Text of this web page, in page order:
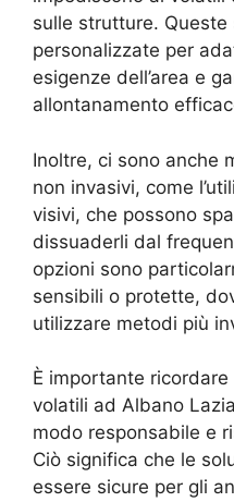
sulle strutture. Queste
personalizzate per
esigenze dell’area e
allontanamento
Inoltre, ci sono anche
non invasivi, come
visivi, che possono
dissuaderli dal
opzioni sono
sensibili o protette,
utilizzare metodi più
È importante ricordare
volatili ad Albano
modo responsabile e
Ciò significa che le
essere sicure per gli